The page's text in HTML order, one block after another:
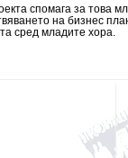
спомага за това
на бизнес
сред младите хора.